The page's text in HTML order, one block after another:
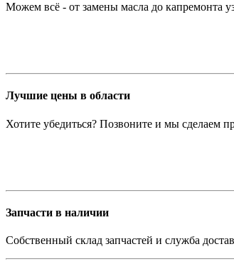
Можем всё - от замены масла до капремонта
Лучшие цены в области
Хотите убедиться? Позвоните и мы сделаем
Запчасти в наличии
Собственный склад запчастей и служба